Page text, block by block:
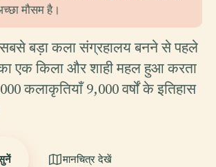
मौसम है।
सबसे बड़ा कला संग्रहालय बनने से पहले
का एक किला और शाही महल हुआ करता
कलाकृतियाँ 9,000 वर्षों के इतिहास
मानचित्र देखें